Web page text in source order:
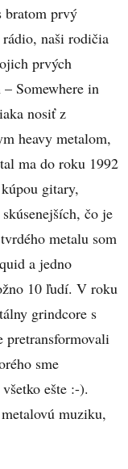
bratom prvý
naši rodičia
prvých
Somewhere in
nosiť z
heavy metalom,
ma do roku 1992
gitary,
čo je
metalu som
a jedno
10 ľudí. V roku
grindcore s
pretransformovali
sme
ešte :-).
muziku,